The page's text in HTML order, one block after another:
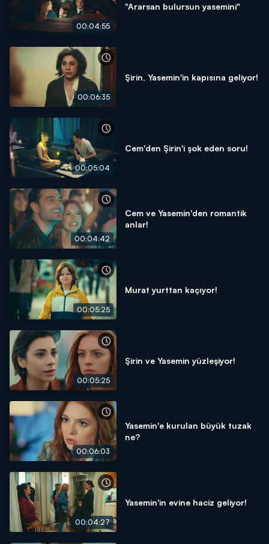
00:04:55
"Ararsan bulursun yasemini"
00:06:35
Şirin, Yasemin'in kapısına geliyor!
00:05:04
Cem'den Şirin'i şok eden soru!
00:04:42
Cem ve Yasemin'den romantik
anlar!
00:05:25
Murat yurttan kaçıyor!
00:05:25
Şirin ve Yasemin yüzleşiyor!
00:06:03
Yasemin'e kurulan büyük tuzak
ne?
00:04:27
Yasemin'in evine haciz geliyor!